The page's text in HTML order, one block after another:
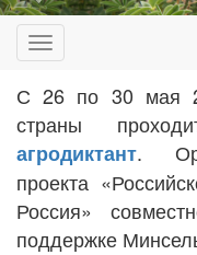
С 26 по 30 мая
страны
агродиктант.
проекта
Россия»
поддержке